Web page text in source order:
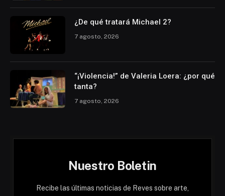
¿De qué tratará Michael 2?
7 agosto, 2026
“¡Violencia!” de Valeria Loera: ¿por qué
tanta?
7 agosto, 2026
Nuestro Boletin
Recibe las últimas noticias de Reves sobre arte,